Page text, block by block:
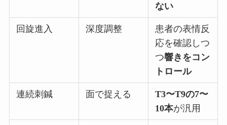
ない
回旋進入 深度調整
患者の表情反
応を確認しつ
つ響きをコン
トロール
連続刺鍼 面で捉える
T3〜T9の7〜
10本が汎用